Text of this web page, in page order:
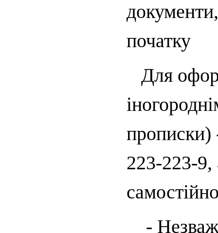
початку
Для
прописки)
223-223-9,
-